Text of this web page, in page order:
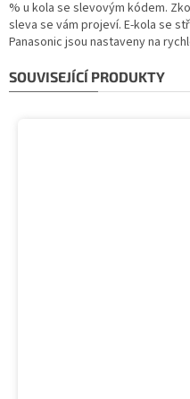
% u kola se slevovým kódem.
sleva se vám projeví. E-kola se
Panasonic jsou nastaveny na
SOUVISEJÍCÍ PRODUKTY